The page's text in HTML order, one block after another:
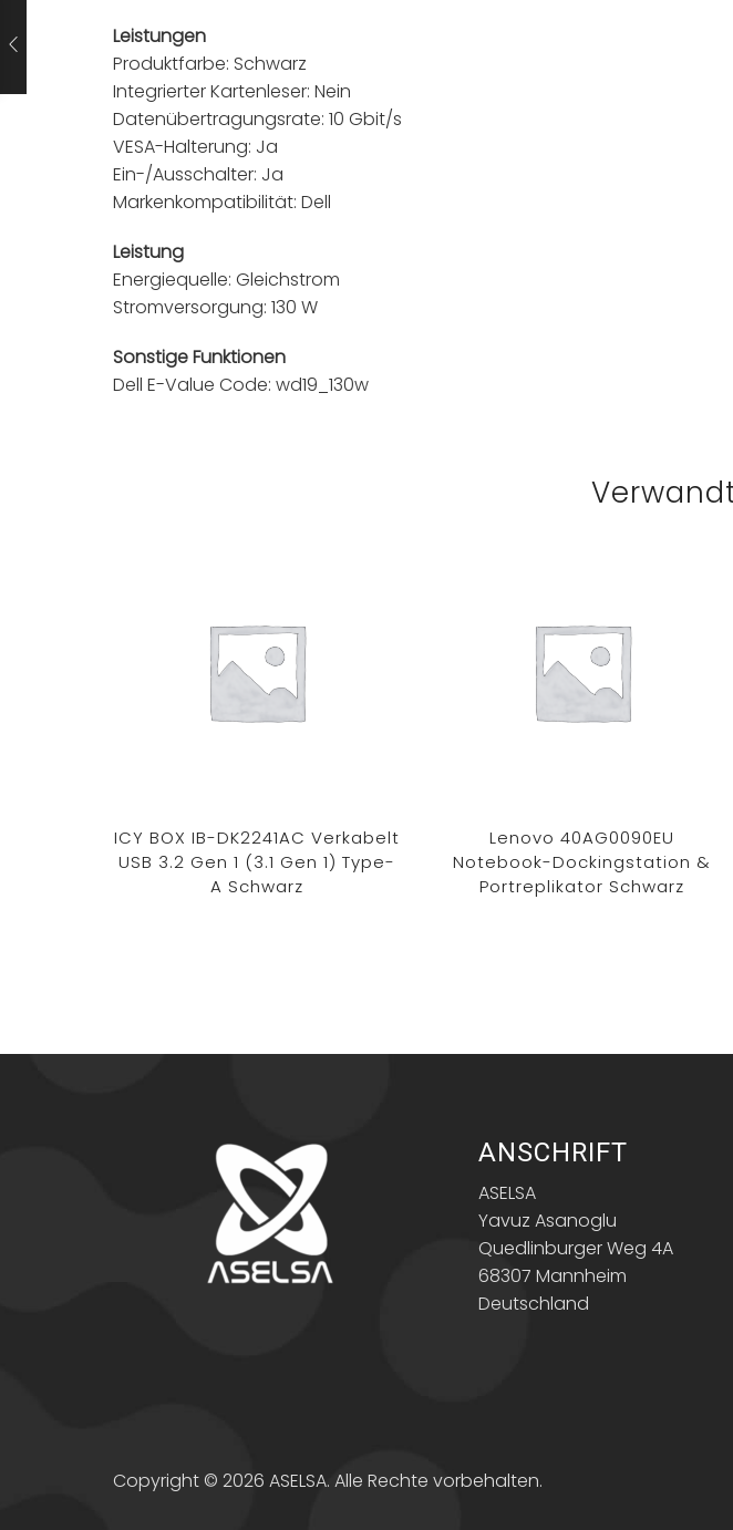
Leistungen
Produktfarbe: Schwarz
Integrierter Kartenleser: Nein
Datenübertragungsrate: 10 Gbit/s
VESA-Halterung: Ja
Ein-/Ausschalter: Ja
Markenkompatibilität: Dell
Leistung
Energiequelle: Gleichstrom
Stromversorgung: 130 W
Sonstige Funktionen
Dell E-Value Code: wd19_130w
ICY BOX IB-DK2241AC Verkabelt
USB 3.2 Gen 1 (3.1 Gen 1) Type-
A Schwarz
Lenovo 40AG0090EU
Notebook-Dockingstation &
Portreplikator Schwarz
ANSCHRIFT
ASELSA
Yavuz Asanoglu
Quedlinburger Weg 4A
68307 Mannheim
Deutschland
Copyright © 2026 ASELSA. Alle Rechte vorbehalten.